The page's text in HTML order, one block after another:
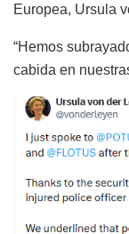
Europea, Ursula
“Hemos
cabida en